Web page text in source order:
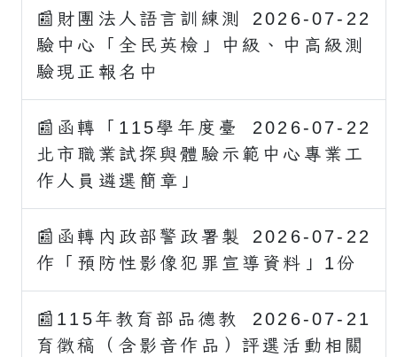
2026-07-22
📰財團法人語言訓練測
驗中心「全民英檢」中級、中高級測
驗現正報名中
2026-07-22
📰函轉「115學年度臺
北市職業試探與體驗示範中心專業工
作人員遴選簡章」
2026-07-22
📰函轉內政部警政署製
作「預防性影像犯罪宣導資料」1份
2026-07-21
📰115年教育部品德教
育徵稿（含影音作品）評選活動相關